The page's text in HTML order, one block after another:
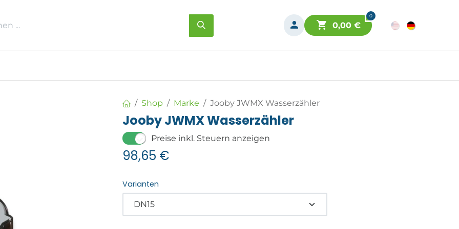
0
0,00€
Shop Marke Jooby JWMX Wasserzähler
Jooby JWMX Wasserzähler
Preise inkl. Steuern anzeigen
98,65 €
Varianten